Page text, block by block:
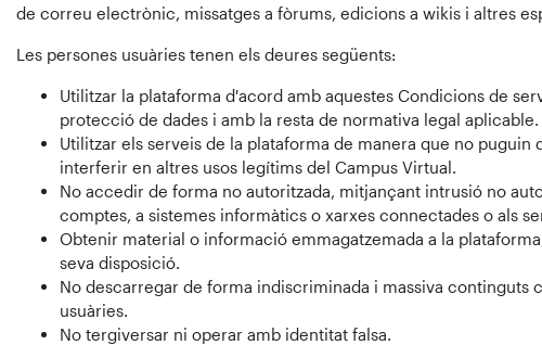
de correu electrònic, missatges a fòrums, edicions a wikis i altres
Les persones usuàries tenen els deures següents:
Utilitzar la plataforma d'acord amb aquestes Condicions de
protecció de dades i amb la resta de normativa legal aplicable.
Utilitzar els serveis de la plataforma de manera que no
interferir en altres usos legítims del Campus Virtual.
No accedir de forma no autoritzada, mitjançant intrusió no
comptes, a sistemes informàtics o xarxes connectades o als
Obtenir material o informació emmagatzemada a la
seva disposició.
No descarregar de forma indiscriminada i massiva continguts
usuàries.
No tergiversar ni operar amb identitat falsa.